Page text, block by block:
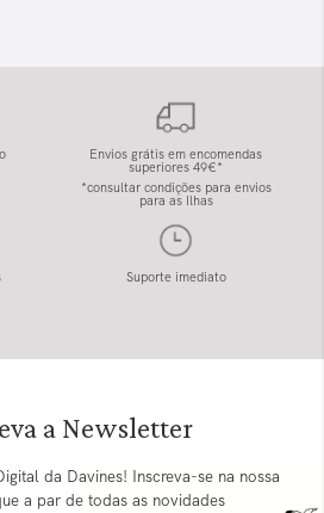
Envios grátis em encomendas
superiores 49€*
*consultar condições para envios
para as Ilhas
Suporte imediato
a Newsletter
da Davines! Inscreva-se na nossa
a par de todas as novidades